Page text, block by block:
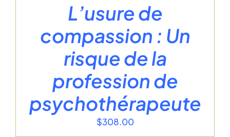
L’usure de
compassion : Un
risque de la
profession de
psychothérapeute
$308.00